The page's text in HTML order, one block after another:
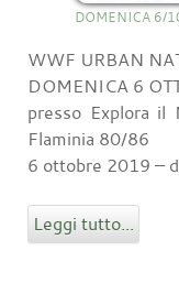
DOMENICA 6/
WWF URBAN
DOMENICA 6
presso Explora il
Flaminia 80/86
6 ottobre 2019 –
Leggi tutto...